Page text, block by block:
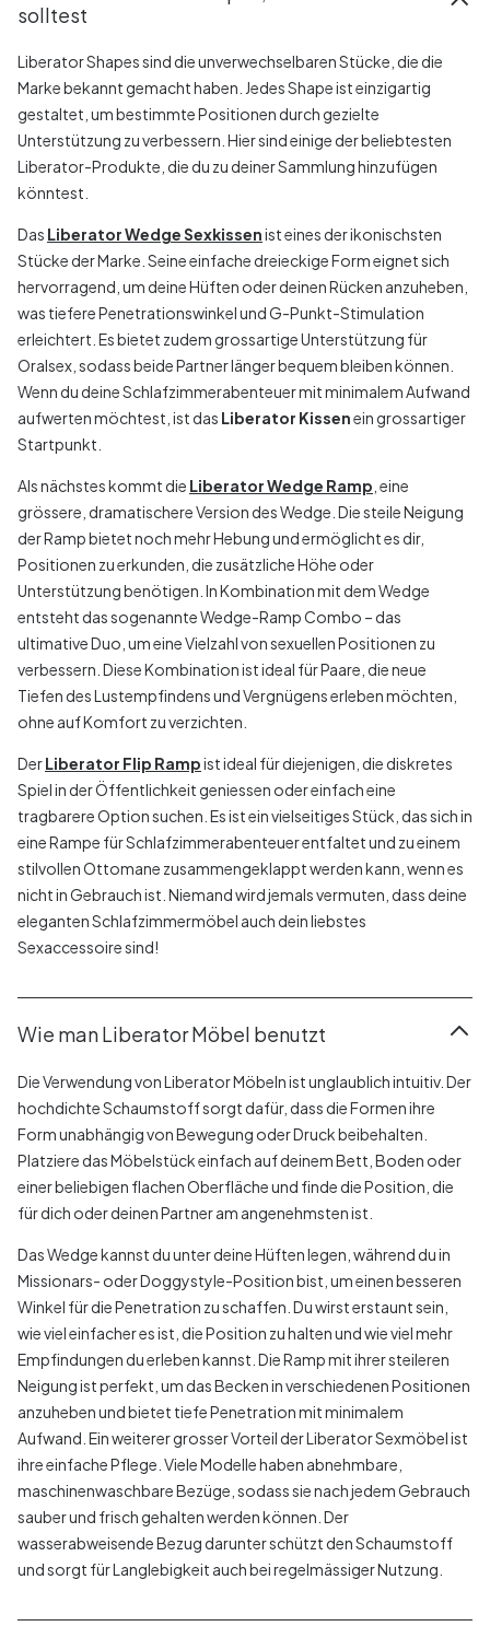
solltest
Liberator Shapes sind die unverwechselbaren Stücke, die die
Marke bekannt gemacht haben. Jedes Shape ist einzigartig
gestaltet, um bestimmte Positionen durch gezielte
Unterstützung zu verbessern. Hier sind einige der beliebtesten
Liberator-Produkte, die du zu deiner Sammlung hinzufügen
könntest.
Das Liberator Wedge Sexkissenist eines der ikonischsten
Stücke der Marke. Seine einfache dreieckige Form eignet sich
hervorragend, um deine Hüften oder deinen Rücken anzuheben,
was tiefere Penetrationswinkel und G-Punkt-Stimulation
erleichtert. Es bietet zudem grossartige Unterstützung für
Oralsex, sodass beide Partner länger bequem bleiben können.
Wenn du deine Schlafzimmerabenteuer mit minimalem Aufwand
aufwerten möchtest, ist das Liberator Kissenein grossartiger
Startpunkt.
Als nächstes kommt die Liberator Wedge Ramp , eine
grössere, dramatischere Version des Wedge. Die steile Neigung
der Ramp bietet noch mehr Hebung und ermöglicht es dir,
Positionen zu erkunden, die zusätzliche Höhe oder
Unterstützung benötigen. In Kombination mit dem Wedge
entsteht das sogenannte Wedge-Ramp Combo – das
ultimative Duo, um eine Vielzahl von sexuellen Positionen zu
verbessern. Diese Kombination ist ideal für Paare, die neue
Tiefen des Lustempfindens und Vergnügens erleben möchten,
ohne auf Komfort zu verzichten.
DerLiberator Flip Rampist ideal für diejenigen, die diskretes
Spiel in der Öffentlichkeit geniessen oder einfach eine
tragbarere Option suchen. Es ist ein vielseitiges Stück, das sich in
eine Rampe für Schlafzimmerabenteuer entfaltet und zu einem
stilvollen Ottomane zusammengeklappt werden kann, wenn es
nicht in Gebrauch ist. Niemand wird jemals vermuten, dass deine
eleganten Schlafzimmermöbel auch dein liebstes
Sexaccessoire sind!
Wie man Liberator Möbel benutzt
Die Verwendung von Liberator Möbeln ist unglaublich intuitiv. Der
hochdichte Schaumstoff sorgt dafür, dass die Formen ihre
Form unabhängig von Bewegung oder Druck beibehalten.
Platziere das Möbelstück einfach auf deinem Bett, Boden oder
einer beliebigen flachen Oberfläche und finde die Position, die
für dich oder deinen Partner am angenehmsten ist.
Das Wedge kannst du unter deine Hüften legen, während du in
Missionars- oder Doggystyle-Position bist, um einen besseren
Winkel für die Penetration zu schaffen. Du wirst erstaunt sein,
wie viel einfacher es ist, die Position zu halten und wie viel mehr
Empfindungen du erleben kannst. Die Ramp mit ihrer steileren
Neigung ist perfekt, um das Becken in verschiedenen Positionen
anzuheben und bietet tiefe Penetration mit minimalem
Aufwand. Ein weiterer grosser Vorteil der Liberator Sexmöbel ist
ihre einfache Pflege. Viele Modelle haben abnehmbare,
maschinenwaschbare Bezüge, sodass sie nach jedem Gebrauch
sauber und frisch gehalten werden können. Der
wasserabweisende Bezug darunter schützt den Schaumstoff
und sorgt für Langlebigkeit auch bei regelmässiger Nutzung.